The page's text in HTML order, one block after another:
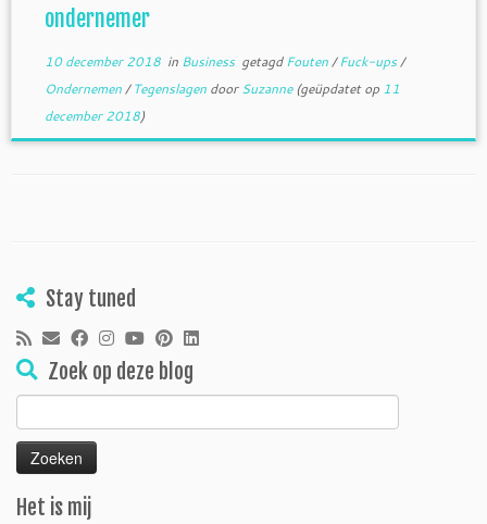
ondernemer
10 december 2018in Business getagdFouten/Fuck-ups/
Ondernemen/Tegenslagen doorSuzanne(geüpdatet op 11
december 2018)
Stay tuned
Zoek op deze blog
Zoeken
naar:
Het is mij